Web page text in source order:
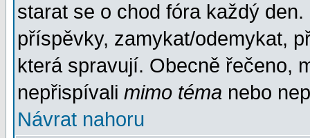
starat se o chod fóra každý
příspěvky, zamykat/odemykat,
která spravují. Obecně řečeno,
nepřispívali mimo téma nebo
Návrat nahoru